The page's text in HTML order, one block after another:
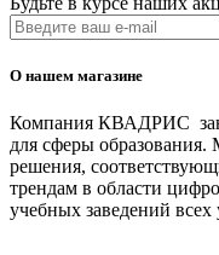
О нашем магазине
Компания КВАДРИС
для сферы
решения,
трендам в области
учебных заведений всех